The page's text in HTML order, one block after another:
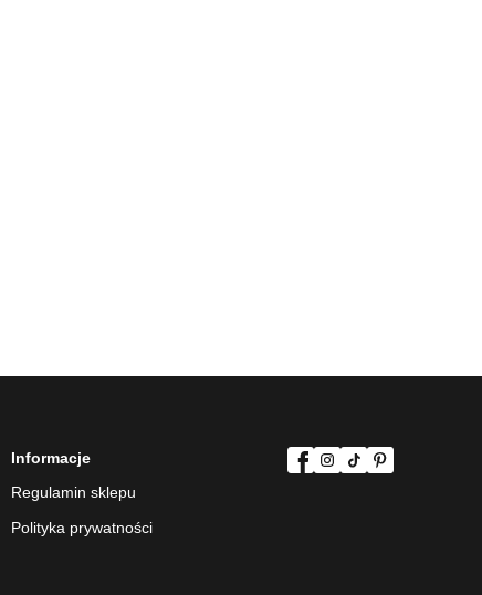
Informacje
Regulamin sklepu
Polityka prywatności